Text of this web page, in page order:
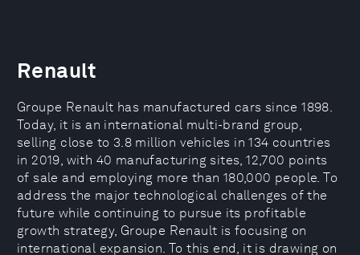
Renault
Groupe Renault has manufactured cars since 1898.
Today, it is an international multi-brand group,
selling close to 3.8 million vehicles in 134 countries
in 2019, with 40 manufacturing sites, 12,700 points
of sale and employing more than 180,000 people. To
address the major technological challenges of the
future while continuing to pursue its profitable
growth strategy, Groupe Renault is focusing on
international expansion. To this end, it is drawing on